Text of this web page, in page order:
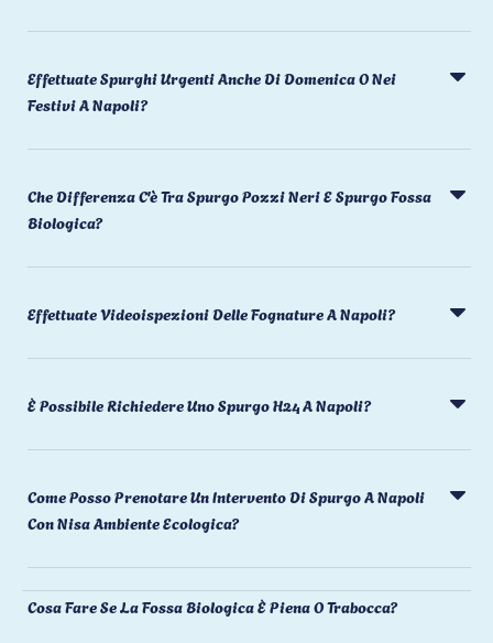
Effettuate Spurghi Urgenti Anche Di Domenica O Nei
Festivi A Napoli?
Che Differenza C'è Tra Spurgo Pozzi Neri E Spurgo Fossa
Biologica?
Effettuate Videoispezioni Delle Fognature A Napoli?
È Possibile Richiedere Uno Spurgo H24 A Napoli?
Come Posso Prenotare Un Intervento Di Spurgo A Napoli
Con Nisa Ambiente Ecologica?
Cosa Fare Se La Fossa Biologica È Piena O Trabocca?